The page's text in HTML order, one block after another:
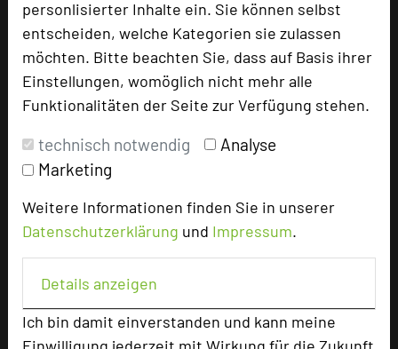
personlisierter Inhalte ein. Sie können selbst
entscheiden, welche Kategorien sie zulassen
möchten. Bitte beachten Sie, dass auf Basis ihrer
Einstellungen, womöglich nicht mehr alle
Funktionalitäten der Seite zur Verfügung stehen.
technisch notwendig
Analyse
Marketing
Weitere Informationen finden Sie in unserer
Datenschutzerklärung und Impressum.
Details anzeigen
Ich bin damit einverstanden und kann meine
phone +49 6352 712-0
mail Email
language Homepage
zur Tagungsanfrage hinzufügen
Bewertung
Tagungsleiter